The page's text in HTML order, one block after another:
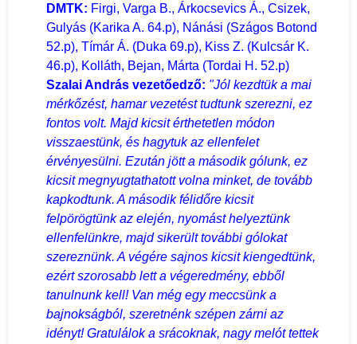
DMTK: Firgi, Varga B., Árkocsevics Á., Csizek,
Gulyás (Karika A. 64.p), Nánási (Szágos Botond
52.p), Tímár Á. (Duka 69.p), Kiss Z. (Kulcsár K.
46.p), Kolláth, Bejan, Márta (Tordai H. 52.p)
Szalai András vezetőedző: "Jól kezdtük a mai
mérkőzést, hamar vezetést tudtunk szerezni, ez
fontos volt. Majd kicsit érthetetlen módon
visszaestünk, és hagytuk az ellenfelet
érvényesülni. Ezután jött a második gólunk, ez
kicsit megnyugtathatott volna minket, de tovább
kapkodtunk. A második félidőre kicsit
felpörögtünk az elején, nyomást helyeztünk
ellenfelünkre, majd sikerült további gólokat
szereznünk. A végére sajnos kicsit kiengedtünk,
ezért szorosabb lett a végeredmény, ebből
tanulnunk kell! Van még egy meccsünk a
bajnokságból, szeretnénk szépen zárni az
idényt! Gratulálok a srácoknak, nagy melót tettek